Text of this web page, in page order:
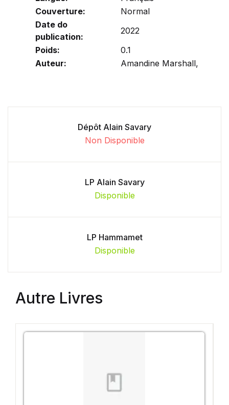
Couverture:
Normal
Date do
publication:
2022
Poids:
0.1
Auteur:
Amandine Marshall,
Dépôt Alain Savary
Non Disponible
LP Alain Savary
Disponible
LP Hammamet
Disponible
Autre Livres